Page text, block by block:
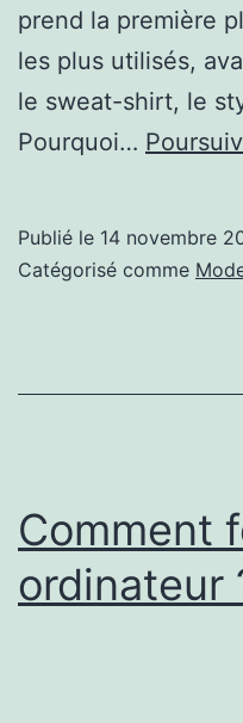
prend la première
les plus utilisés,
le sweat-shirt, le
Pourquoi…
Publié le 14 novembre
Catégorisé comme
Comment
ordinateur